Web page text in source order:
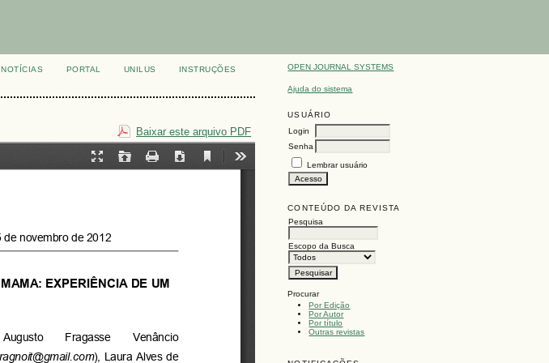
OPEN JOURNAL SYSTEMS
Ajuda do sistema
USUÁRIO
Login
Senha
Lembrar usuário
CONTEÚDO DA REVISTA
Pesquisa
Escopo da Busca
Procurar
Por Edição
Por Autor
Por título
Outras revistas
NOTÍCIAS PORTAL UNILUS
INSTRUÇÕES
Baixar este arquivo PDF